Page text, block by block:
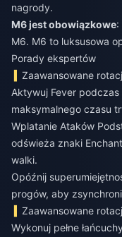
nagrody.
M6 jest obowiązkowe:
M6. M6 to luksusowa
Porady ekspertów
Zaawansowane
Aktywuj Fever
maksymalnego czasu
Wplatanie Ataków
odświeża znaki
walki.
Opóźnij
progów, aby
Zaawansowane
Wykonuj pełne